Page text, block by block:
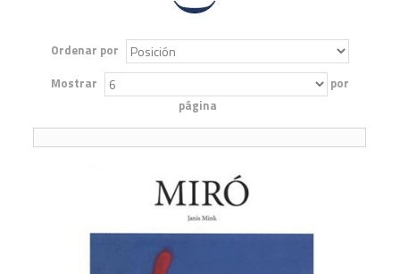
Ordenar por
Mostrar
por
página